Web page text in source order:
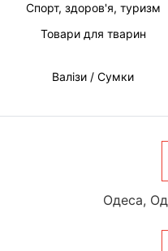
Спорт, здоров'я, туризм
Товари для тварин
Валізи / Сумки
Одеса,